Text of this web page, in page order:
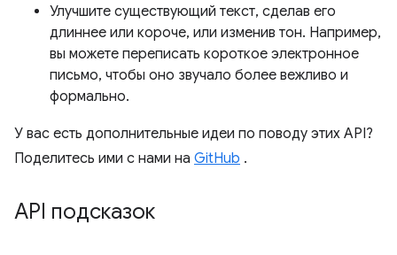
Улучшите существующий текст, сделав его
длиннее или короче, или изменив тон. Например,
вы можете переписать короткое электронное
письмо, чтобы оно звучало более вежливо и
формально.
У вас есть дополнительные идеи по поводу этих API?
Поделитесь ими с нами на GitHub .
API подсказок